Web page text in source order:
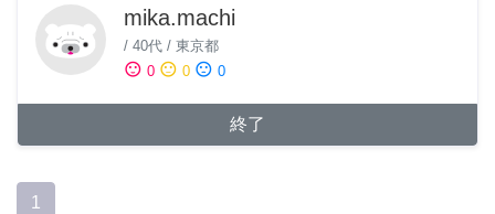
mika.machi
/ 40代 / 東京都
sentiment_satisfied 0 sentiment_neutral 0 sentiment_dissatisfied 0
終了
1